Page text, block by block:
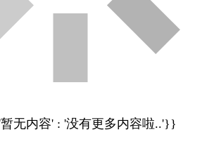
无内容' : '没有更多内容啦..'}}